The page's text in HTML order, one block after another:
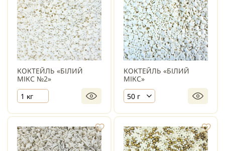
КОКТЕЙЛЬ «БІЛИЙ
МІКС №2»
1 кг
КОКТЕЙЛЬ «БІЛИЙ
МІКС»
50 г